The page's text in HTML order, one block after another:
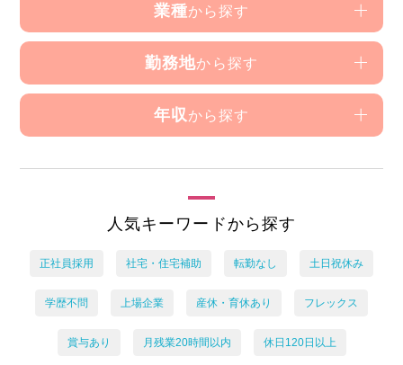
業種から探す
勤務地から探す
年収 から探す
人気キーワードから探す
正社員採用 社宅・住宅補助 転勤なし 土日祝休み
学歴不問 上場企業 産休・育休あり フレックス
賞与あり 月残業20時間以内 休日120日以上